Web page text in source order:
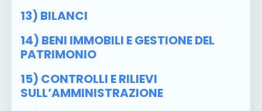
13) BILANCI
14) BENI IMMOBILI E GESTIONE DEL
PATRIMONIO
15) CONTROLLI E RILIEVI
SULL’AMMINISTRAZIONE